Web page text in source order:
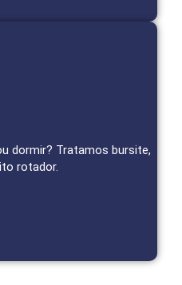
dormir? Tratamos bursite,
rotador.
para Ombro
regenerativas reduzem
Consulta